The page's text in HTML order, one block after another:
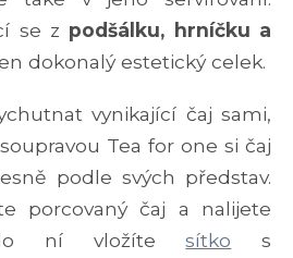
se z podšálku, hrníčku a
dokonalý estetický celek.
vynikající čaj sami,
Tea for one si čaj
podle svých představ.
porcovaný čaj a nalijete
ní vložítesítko s